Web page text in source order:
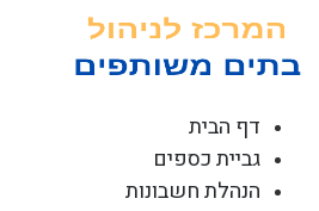
דף הבית
גביית כספים
הנהלת חשבונות